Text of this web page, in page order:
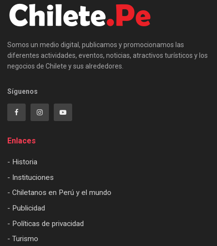
Somos un medio digital, publicamos y promocionamos las
diferentes actividades, eventos, noticias, atractivos turísticos y los
negocios de Chilete y sus alrededores.
Síguenos
Enlaces
- Historia
- Instituciones
- Chiletanos en Perú y el mundo
- Publicidad
- Políticas de privacidad
- Turismo